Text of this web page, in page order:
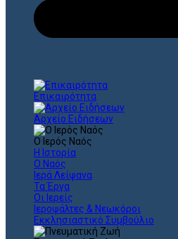
Επικαιρότητα
Αρχείο Ειδήσεων
Ο Ιερός Ναός
Η Ιστορία
Ο Ναός
Ιερά Λείψανα
Τα Έργα
Οι Ιερείς
Ιεροψάλτες & Νεωκόροι
Εκκλησιαστικό Συμβούλιο